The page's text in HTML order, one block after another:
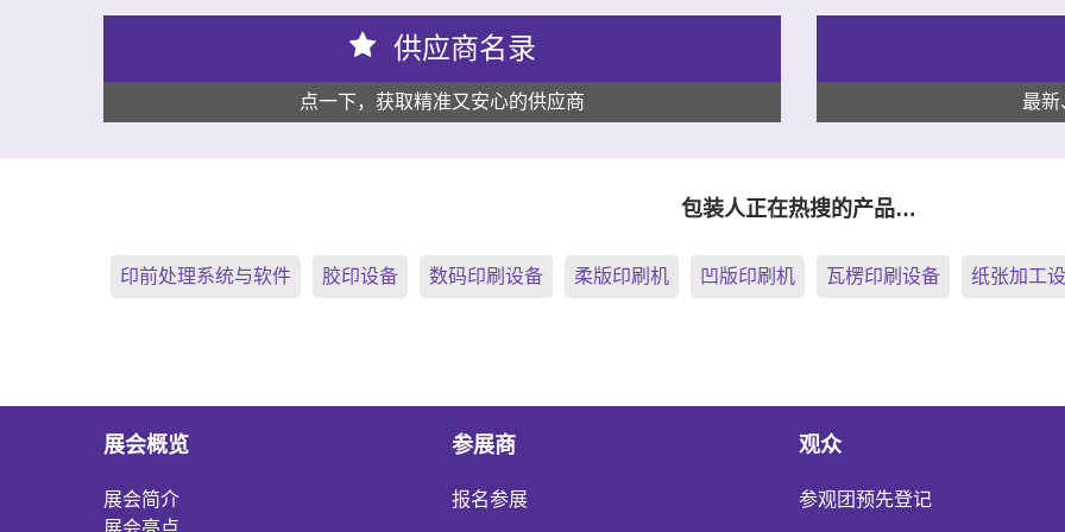
供应商名录
点一下，获取精准又安心的供应商 最新
包装人正在热搜的产品…
印前处理系统与软件 胶印设备 数码印刷设备 柔版印刷机 凹版印刷机 瓦楞印刷设备 纸张加工
展会概览
展会简介
展会亮点
参展商
报名参展
观众
参观团预先登记